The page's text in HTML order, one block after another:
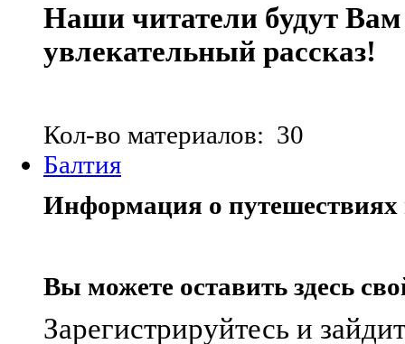
Наши читатели будут
увлекательный рассказ!
Кол-во материалов: 30
Балтия
Информация о путешествиях
Вы можете оставить здесь
Зарегистрируйтесь и